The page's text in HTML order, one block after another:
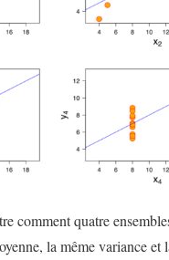
comment quatre
la même variance et